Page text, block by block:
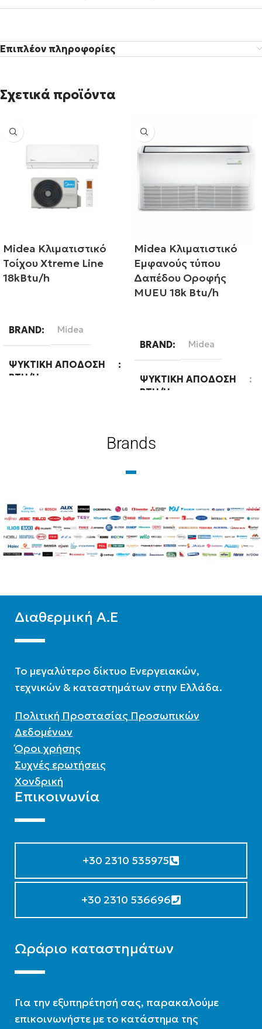
Επιπλέον πληροφορίες
Σχετικά προϊόντα
Midea Κλιματιστικό
Τοίχου Xtreme Line
18kBtu/h
BRAND Midea
ΨΥΚΤΙΚΉ ΑΠΌΔΟΣΗ
BTU/H
WIFI Standard
ΧΡΏΜΑ Λευκό
Midea Κλιματιστικό
Εμφανούς τύπου
Δαπέδου Οροφής
MUEU 18k Btu/h
BRAND Midea
ΨΥΚΤΙΚΉ ΑΠΌΔΟΣΗ
BTU/H
Brands
Διαθερμική Α.Ε
To μεγαλύτερο δίκτυο Ενεργειακών,
τεχνικών & καταστημάτων στην Ελλάδα.
Πολιτική Προστασίας Προσωπικών
Δεδομένων
Όροι χρήσης
Συχνές ερωτήσεις
Χονδρική
Επικοινωνία
+30 2310 535975
+30 2310 536696
Ωράριο καταστημάτων
Για την εξυπηρέτησή σας, παρακαλούμε
επικοινωνήστε με το κατάστημα της